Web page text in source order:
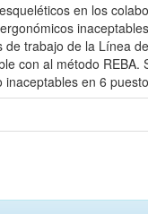
en los
trabajo de la Línea
con al método REBA.
en 6